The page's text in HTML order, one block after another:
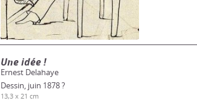
Une idée !
Ernest Delahaye
Dessin, juin 1878 ?
13,3 x 21 cm